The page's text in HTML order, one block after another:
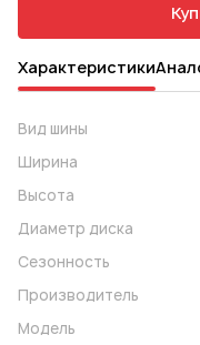
Характеристики
Вид шины
Ширина
Высота
Диаметр диска
Сезонность
Производитель
Модель